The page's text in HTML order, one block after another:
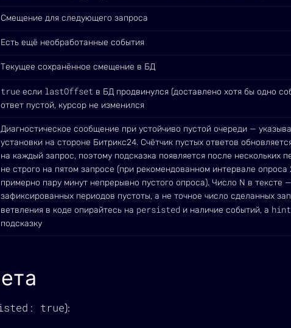
Смещение для следующего запроса
Есть ещё необработанные события
Текущее сохранённое смещение в БД
true если lastOffset в БД продвинулся (доставлено хотя бы одно
ответ пустой, курсор не изменился
Диагностическое сообщение при устойчиво пустой очереди —
установки на стороне Битрикс24. Счётчик пустых ответов
на каждый запрос, поэтому подсказка появляется после нескольких
не строго на пятом запросе (при рекомендованном интервале опроса
примерно пару минут непрерывно пустого опроса). Число N в тексте
зафиксированных периодов пустоты, а не точное число сделанных
ветвления в коде опирайтесь на persisted и наличие событий, а hint
подсказку
true):